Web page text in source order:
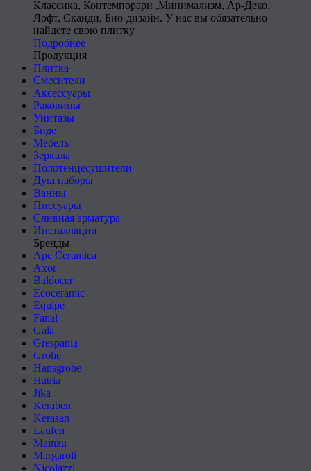
Классика, Контемпорари ,Минимализм, Ар-Деко,
Лофт, Сканди, Био-дизайн. У нас вы обязательно
найдете свою плитку
Подробнее
Продукция
Плитка
Смесители
Аксессуары
Раковины
Унитазы
Биде
Мебель
Зеркала
Полотенцесушители
Душ наборы
Ванны
Писсуары
Сливная арматура
Инсталляции
Бренды
Ape Ceramica
Axor
Baldocer
Ecoceramic
Equipe
Fanal
Gala
Grespania
Grohe
Hansgrohe
Hatria
Jika
Keraben
Kerasan
Laufen
Mainzu
Margaroli
Nicolazzi